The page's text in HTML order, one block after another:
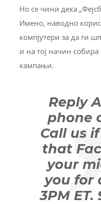
Но се чини дека
Имено, наводно
компјутери за да ги
и на тој начин
кампањи.
Reply
phone
Call us
that
your
you for
3PM ET.